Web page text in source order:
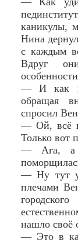
каникулы,
Нина
с каждым
Вдруг
— И как
обращая
спросил
— Ой, всё
Только вот
— Ага, а
— Ну тут
плечами
нашло своё
— Это в